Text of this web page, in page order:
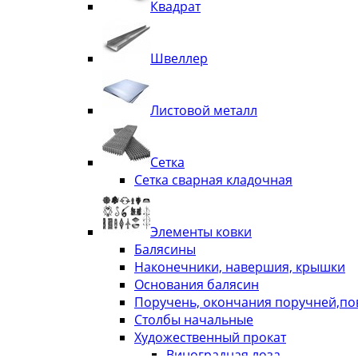
Квадрат
Швеллер
Листовой металл
Сетка
Сетка сварная кладочная
Элементы ковки
Балясины
Наконечники, навершия, крышки
Основания балясин
Поручень, окончания
Столбы начальные
Художественный прокат